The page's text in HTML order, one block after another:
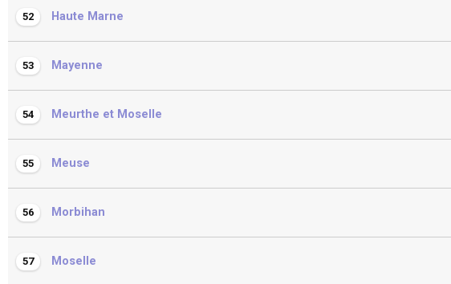
52 Haute Marne
53 Mayenne
54 Meurthe et Moselle
55 Meuse
56 Morbihan
57 Moselle